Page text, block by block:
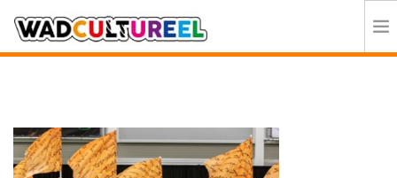
DEELNEMERS
DOE MEE